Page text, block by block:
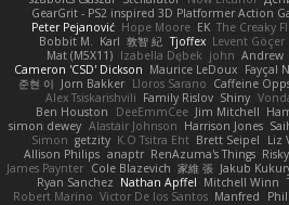
GearGrit - PS2 inspired 3D Platformer Action
Peter Pejanović Hope Moore EK The Creaky
Bobbit M. Karl 敦智 紀 Tjoffex Levent Göçer
Mat (M5X11) Izabella Dębek john Andrew
Cameron 'CSD' Dickson Maurice LeDoux Fayçal
준현 이 Jorn Bakker Lloros Sarano Caffeine
Alex Tsiskarishvili Family Rislov Shiny
Ben Houston
DeeEmmCee Jim Mitchell
simon dewey Alastair Johnson Harrison Jones
Simon getzity K.O Tsitra Eht Brett Seipel Liz
Allison Philips anaptr RenAzuma's Things
James Paynter Cole Blazevich 家維 張 Jakub
Ryan Sanchez Nathan Apffel Mitchell Winn
Robert Marino Victor De los Santos Manfred